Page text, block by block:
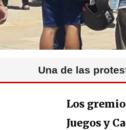
Una de las
Los
Juegos y